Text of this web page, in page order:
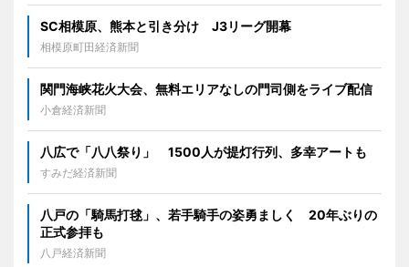
SC相模原、熊本と引き分け J3リーグ開幕
相模原町田経済新聞
関門海峡花火大会、無料エリアなしの門司側をライブ配信
小倉経済新聞
八広で「八八祭り」 1500人が提灯行列、多幸アートも
すみだ経済新聞
八戸の「騎馬打毬」、若手騎手の姿勇ましく 20年ぶりの
正式参拝も
八戸経済新聞